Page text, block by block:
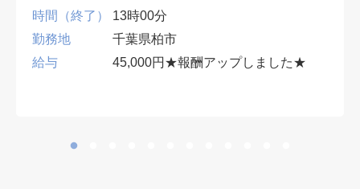
時間（終了）
13時00分
勤務地
千葉県柏市
給与
45,000円★報酬アップしました★